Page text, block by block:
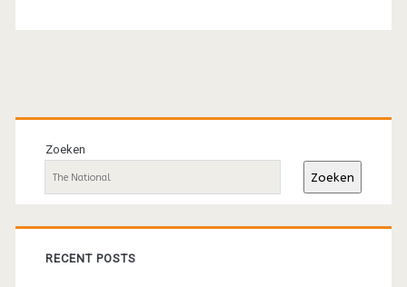
Primaire
sidebar
Zoeken
Zoeken
RECENT POSTS